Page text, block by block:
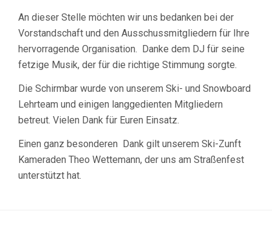
An dieser Stelle möchten wir uns bedanken bei der
Vorstandschaft und den Ausschussmitgliedern für Ihre
hervorragende Organisation. Danke dem DJ für seine
fetzige Musik, der für die richtige Stimmung sorgte.
Die Schirmbar wurde von unserem Ski- und Snowboard
Lehrteam und einigen langgedienten Mitgliedern
betreut. Vielen Dank für Euren Einsatz.
Einen ganz besonderen Dank gilt unserem Ski-Zunft
Kameraden Theo Wettemann, der uns am Straßenfest
unterstützt hat.